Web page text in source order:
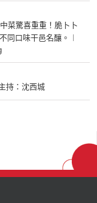
菜驚喜重重！脆卜卜
同口味干邑名釀。︱
持：沈西城